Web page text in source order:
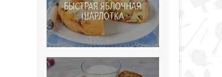
БЫСТРАЯ ЯБЛОЧНАЯ
ШАРЛОТКА